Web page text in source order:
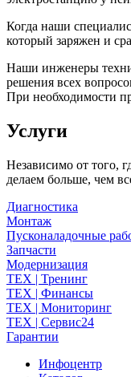
Когда наши
который заряжен и
Наши инженеры
решения всех
При необходимости
Услуги
Независимо от того,
делаем больше, чем
Диагностика
Монтаж
Пусконаладочные
Запчасти
Модернизация
TEX | Тренинг
TEX | Финансы
TEX | Мониторинг
TEX | Сервис24
Гарантии
Инфоцентр